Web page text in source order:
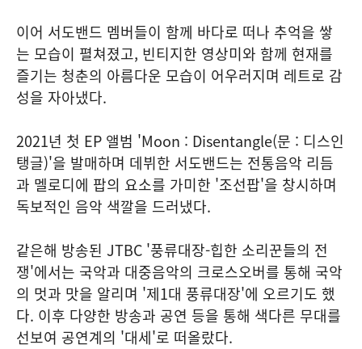
이어 서도밴드 멤버들이 함께 바다로 떠나 추억을 쌓
는 모습이 펼쳐졌고, 빈티지한 영상미와 함께 현재를
즐기는 청춘의 아름다운 모습이 어우러지며 레트로 감
성을 자아냈다.
2021년 첫 EP 앨범 'Moon : Disentangle(문 : 디스인
탱글)'을 발매하며 데뷔한 서도밴드는 전통음악 리듬
과 멜로디에 팝의 요소를 가미한 '조선팝'을 창시하며
독보적인 음악 색깔을 드러냈다.
같은해 방송된 JTBC '풍류대장-힙한 소리꾼들의 전
쟁'에서는 국악과 대중음악의 크로스오버를 통해 국악
의 멋과 맛을 알리며 '제1대 풍류대장'에 오르기도 했
다. 이후 다양한 방송과 공연 등을 통해 색다른 무대를
선보여 공연계의 '대세'로 떠올랐다.